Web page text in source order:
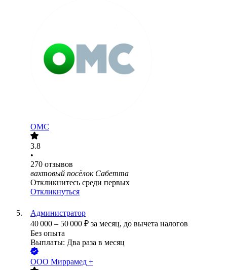
ОМС
3.8
•
270 отзывов
вахтовый посёлок Сабетта
Откликнитесь среди первых
Откликнуться
Администратор
40 000 – 50 000 ₽ за месяц, до вычета налогов
Без опыта
Выплаты: Два раза в месяц
ООО Миррамед +